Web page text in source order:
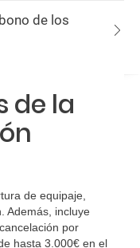
de los
de la
de equipaje,
Además, incluye
por
hasta 3.000€ en el